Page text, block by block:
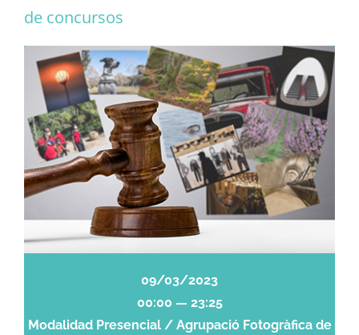
de concursos
09/03/2023
00:00 — 23:25
Modalidad Presencial / Agrupació Fotogràfica de